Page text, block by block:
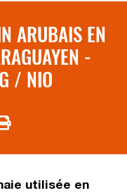
ARUBAIS EN
-
/ NIO
utilisée en